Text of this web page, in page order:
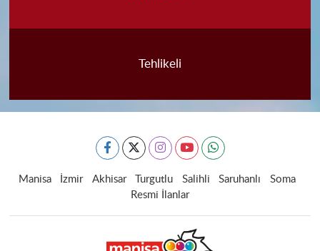
Tehlikeli
Manisa İzmir Akhisar Turgutlu Salihli Saruhanlı
Soma
Resmi İlanlar